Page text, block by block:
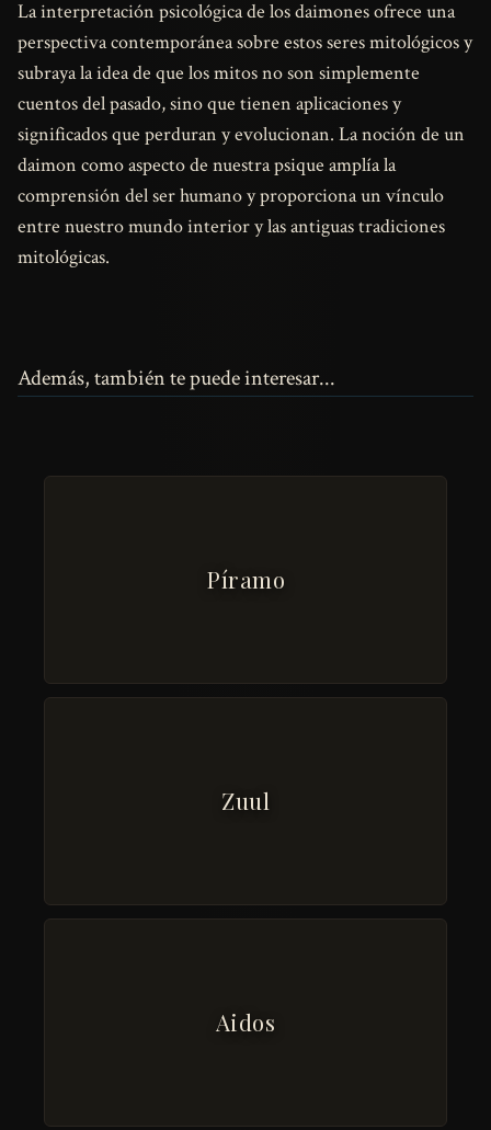
La interpretación psicológica de los daimones ofrece una
perspectiva contemporánea sobre estos seres mitológicos y
subraya la idea de que los mitos no son simplemente
cuentos del pasado, sino que tienen aplicaciones y
significados que perduran y evolucionan. La noción de un
daimon como aspecto de nuestra psique amplía la
comprensión del ser humano y proporciona un vínculo
entre nuestro mundo interior y las antiguas tradiciones
mitológicas.
Además, también te puede interesar...
Píramo
Zuul
Aidos